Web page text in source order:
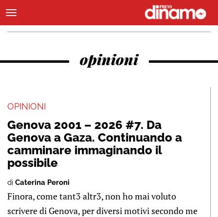
opinioni
OPINIONI
Genova 2001 – 2026 #7. Da
Genova a Gaza. Continuando a
camminare immaginando il
possibile
di Caterina Peroni
Finora, come tant3 altr3, non ho mai voluto
scrivere di Genova, per diversi motivi secondo me